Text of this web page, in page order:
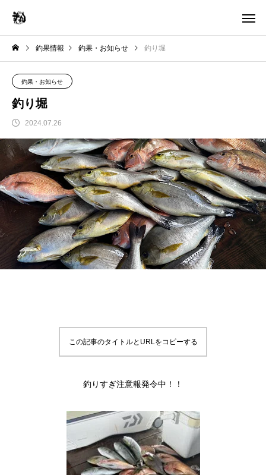
釣果情報 釣果・お知らせ 釣り堀
釣果・お知らせ
釣り堀
2024.07.26
この記事のタイトルとURLをコピーする
釣りすぎ注意報発令中！！